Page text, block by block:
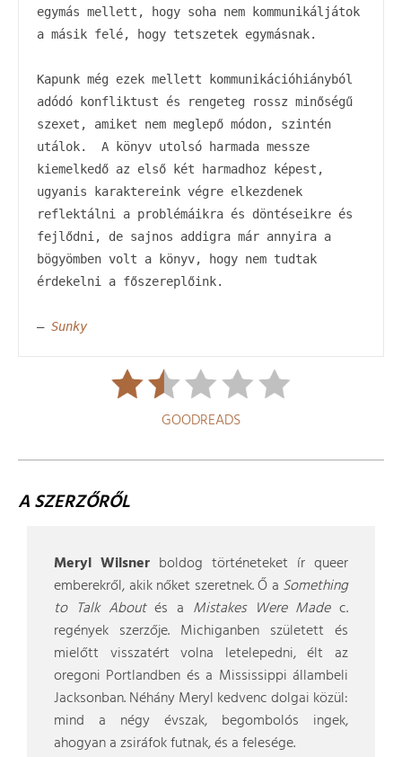
egymás mellett, hogy soha nem kommunikáljátok
a másik felé, hogy tetszetek egymásnak.
Kapunk még ezek mellett kommunikációhiányból
adódó konfliktust és rengeteg rossz minőségű
szexet, amiket nem meglepő módon, szintén
utálok.  A könyv utolsó harmada messze
kiemelkedő az első két harmadhoz képest,
ugyanis karaktereink végre elkezdenek
reflektálni a problémáikra és döntéseikre és
fejlődni, de sajnos addigra már annyira a
bögyömben volt a könyv, hogy nem tudtak
érdekelni a főszereplőink.
– Sunky
GOODREADS
A SZERZŐRŐL
Meryl Wilsner boldog történeteket ír queer
emberekről, akik nőket szeretnek. Ő a Something
to Talk Aboutés a Mistakes Were Madec.
regények szerzője. Michiganben született és
mielőtt visszatért volna letelepedni, élt az
oregoni Portlandben és a Mississippi állambeli
Jacksonban. Néhány Meryl kedvenc dolgai közül:
mind a négy évszak, begombolós ingek,
ahogyan a zsiráfok futnak, és a felesége.